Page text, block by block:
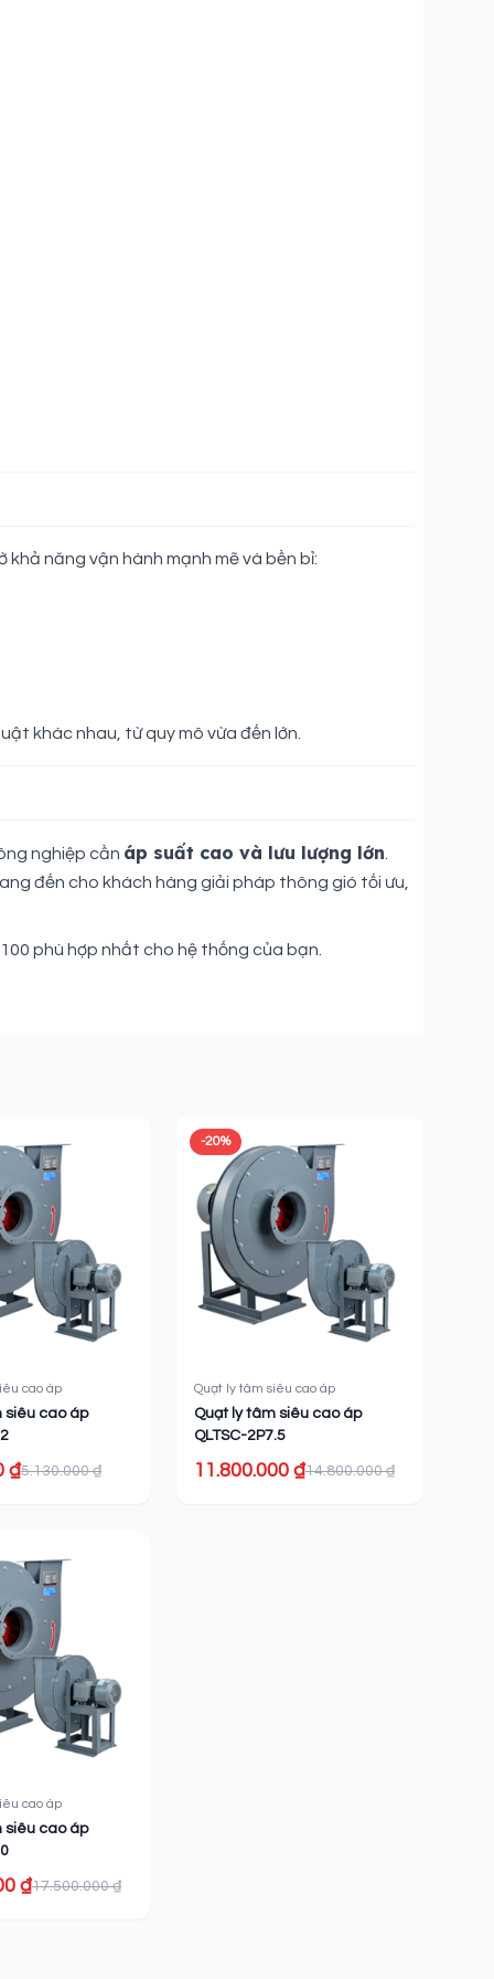
năng vận hành mạnh mẽ và bền bỉ:
khác nhau, từ quy mô vừa đến lớn.
nghiệp cần áp suất cao và lưu lượng lớn
đến cho khách hàng giải pháp thông gió tối ưu,
phù hợp nhất cho hệ thống của bạn.
cao áp
siêu cao áp
₫5.130.000 ₫
-20%
Quạt ly tâm siêu cao áp
Quạt ly tâm siêu cao áp
QLTSC-2P7.5
11.800.000 ₫14.800.000 ₫
cao áp
siêu cao áp
₫17.500.000 ₫